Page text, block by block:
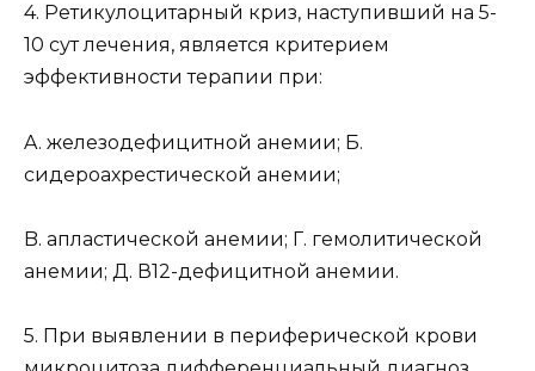
4. Ретикулоцитарный криз, наступивший на 5-
10 сут лечения, является критерием
эффективности терапии при:
A. железодефицитной анемии; Б.
сидероахрестической анемии;
B. апластической анемии; Г. гемолитической
анемии; Д. В12-дефицитной анемии.
5. При выявлении в периферической крови